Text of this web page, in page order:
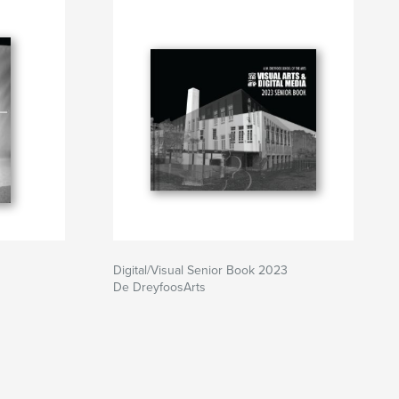
Digital/Visual Senior Book 2023
De DreyfoosArts